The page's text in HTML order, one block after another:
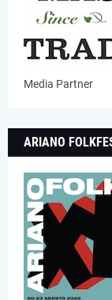
Media Partner
ARIANO